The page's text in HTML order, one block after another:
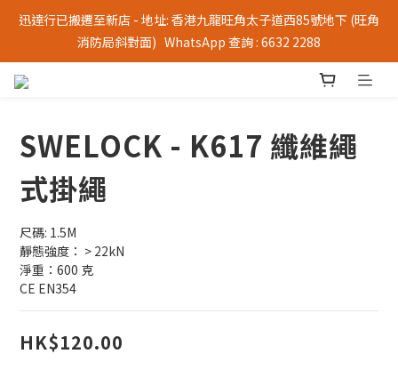
迅達行已搬遷至新店 - 地址: 香港九龍旺角太子道西85號地下 (旺角
消防局斜對面)   WhatsApp 查詢 : 6632 2288
SWELOCK - K617 纖維繩
式掛繩
尺碼: 1.5M
靜態強度： > 22kN
淨重：600 克
CE EN354
HK$120.00